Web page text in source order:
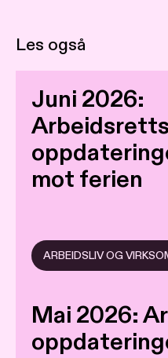
Les også
Juni 2026:
mot ferien
ARBEIDSLIV OG
Mai 2026: